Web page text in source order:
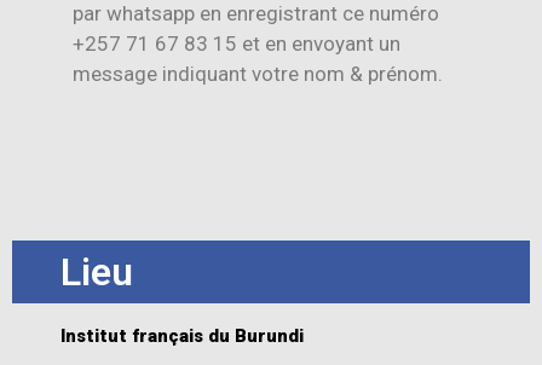
par whatsapp en enregistrant ce numéro
+257 71 67 83 15 et en envoyant un
message indiquant votre nom & prénom.
Lieu
Institut français du Burundi